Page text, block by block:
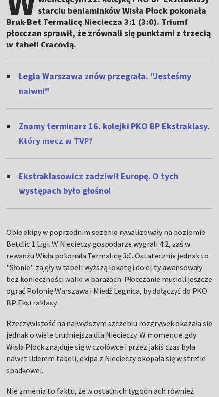
starciu beniaminków Wisła Płock pokonała
Bruk-Bet Termalicę Nieciecza 3:1 (3:0). Triumf
płocczan sprawił, że zrównali się punktami z trzecią
w tabeli Cracovią.
Legia Warszawa znów przegrała. "Jesteśmy
naiwni"
Znamy terminarz 16. kolejki PKO BP Ekstraklasy.
Który mecz w TVP?
Ekstraklasowicz zadziwił Europę. O tych
występach było głośno!
Obie ekipy w poprzednim sezonie rywalizowały na poziomie
Betclic 1 Ligi. W Niecieczy gospodarze wygrali 4:2, zaś w
rewanżu Wisła pokonała Termalicę 3:0. Ostatecznie jednak to
"Słonie" zajęły w tabeli wyższą lokatę i do elity awansowały
bez konieczności walki w barażach. Płocczanie musieli jeszcze
ograć Polonię Warszawa i Miedź Legnica, by dołączyć do PKO
BP Ekstraklasy.
Rzeczywistość na najwyższym szczeblu rozgrywek okazała się
jednak o wiele trudniejsza dla Niecieczy. W momencie gdy
Wisła Płock znajduje się w czołówce i przez jakiś czas była
nawet liderem tabeli, ekipa z Niecieczy okopała się w strefie
spadkowej.
Nie zmienia to faktu, że w ostatnich tygodniach również